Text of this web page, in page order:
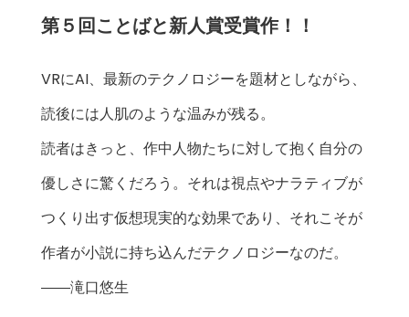
第５回ことばと新人賞受賞作！！
VRにAI、最新のテクノロジーを題材としながら、
読後には人肌のような温みが残る。
読者はきっと、作中人物たちに対して抱く自分の
優しさに驚くだろう。それは視点やナラティブが
つくり出す仮想現実的な効果であり、それこそが
作者が小説に持ち込んだテクノロジーなのだ。
――滝口悠生